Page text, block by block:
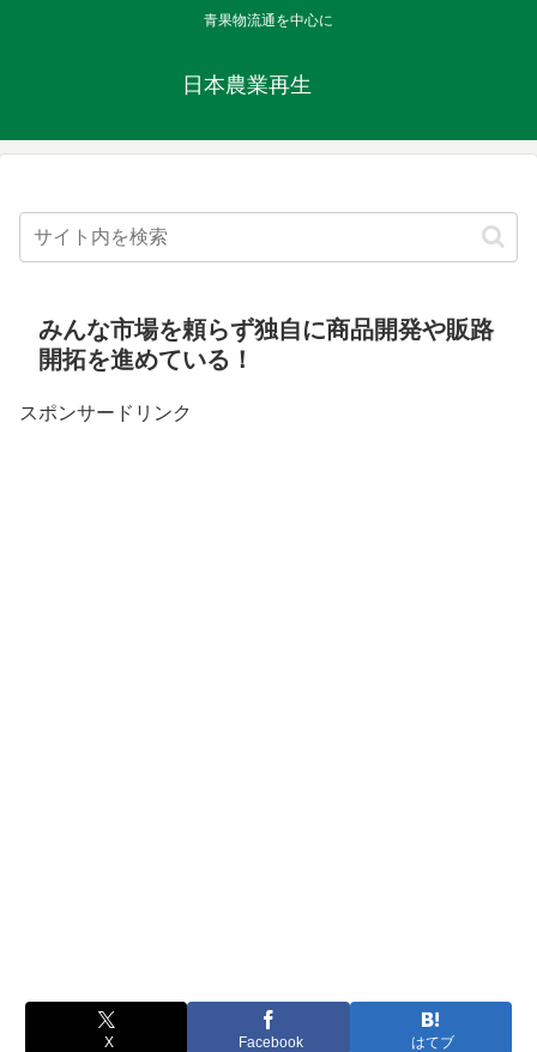
青果物流通を中心に
日本農業再生
みんな市場を頼らず独自に商品開発や販路
開拓を進めている！
スポンサードリンク
X Facebook はてブ